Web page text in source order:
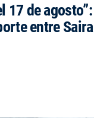
17 de
entre